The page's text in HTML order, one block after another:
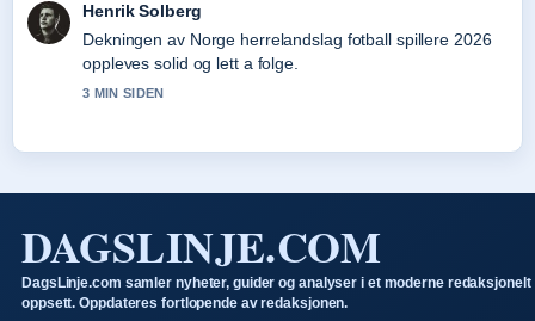
Henrik Solberg
Dekningen av Norge herrelandslag fotball spillere 2026
oppleves solid og lett a folge.
3 MIN SIDEN
DAGSLINJE.COM
DagsLinje.com samler nyheter, guider og analyser i et moderne redaksjonelt
oppsett. Oppdateres fortlopende av redaksjonen.